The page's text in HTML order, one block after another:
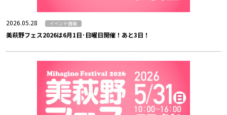
2026.05.28 イベント情報
美萩野フェス2026は6月1日･日曜日開催！あと3日！